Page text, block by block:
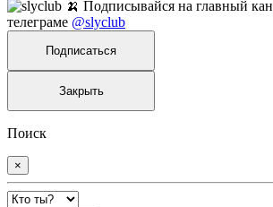
🍌 Подписывайся на главный
телеграме @slyclub
Подписаться
Закрыть
Поиск
×